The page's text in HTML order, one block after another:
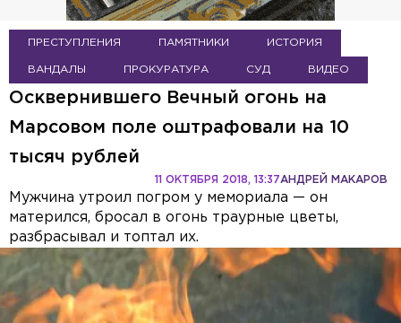
ПРЕСТУПЛЕНИЯ ПАМЯТНИКИ ИСТОРИЯ
ВАНДАЛЫ ПРОКУРАТУРА СУД ВИДЕО
Осквернившего Вечный огонь на
Марсовом поле оштрафовали на 10
тысяч рублей
АНДРЕЙ МАКАРОВ
11 ОКТЯБРЯ 2018, 13:37
Мужчина утроил погром у мемориала — он
матерился, бросал в огонь траурные цветы,
разбрасывал и топтал их.